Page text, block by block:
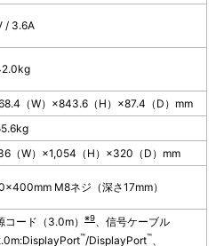
/ 3.6A
（W）×843.6（H）×87.4（D）mm
（W）×1,054（H）×320（D）mm
M8ネジ（深さ17mm）
コード（3.0m） ※9、信号ケーブル
™/DisplayPort™、